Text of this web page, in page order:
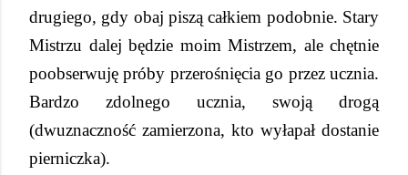
drugiego, gdy obaj piszą całkiem podobnie. Stary
Mistrzu dalej będzie moim Mistrzem, ale chętnie
poobserwuję próby przerośnięcia go przez ucznia.
Bardzo zdolnego ucznia, swoją drogą
(dwuznaczność zamierzona, kto wyłapał dostanie
pierniczka).